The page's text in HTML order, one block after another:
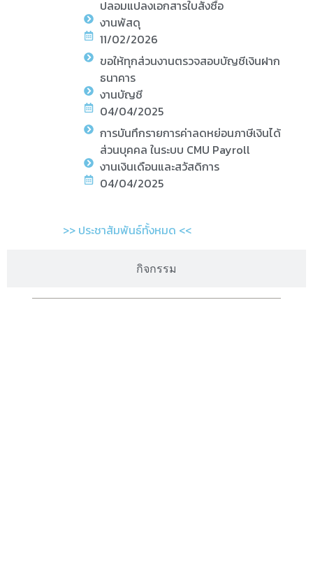
กิจกรรม
ปลอมแปลงเอกสารใบสั่งซื้อ
งานพัสดุ
11/02/2026
ขอให้ทุกส่วนงานตรวจสอบบัญชีเงินฝาก
ธนาคาร
งานบัญชี
04/04/2025
การบันทึกรายการค่าลดหย่อนภาษีเงินได้
ส่วนบุคคล ในระบบ CMU Payroll
งานเงินเดือนและสวัสดิการ
04/04/2025
>> ประชาสัมพันธ์ทั้งหมด <<